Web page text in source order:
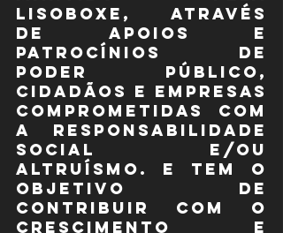
LISOBOXE, através
de apoios e
patrocínios de
poder público,
cidadãos e empresas
comprometidas com
a responsabilidade
social e/ou
altruísmo. E tem o
objetivo de
contribuir com o
crescimento e